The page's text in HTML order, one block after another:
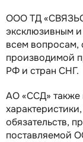
ООО ТД
эксклюзивным
всем вопросам,
производимой
РФ и стран СНГ.
АО «ССД» также
обязательств,
поставляемой